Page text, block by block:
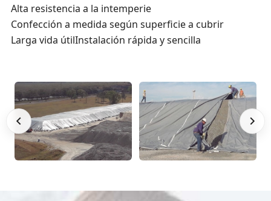
Alta resistencia a la intemperie
Confección a medida según superficie a cubrir
Larga vida útilInstalación rápida y sencilla